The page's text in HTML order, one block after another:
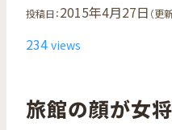
投稿日：2015年4月27日 （更
234 views
旅館の顔が女将